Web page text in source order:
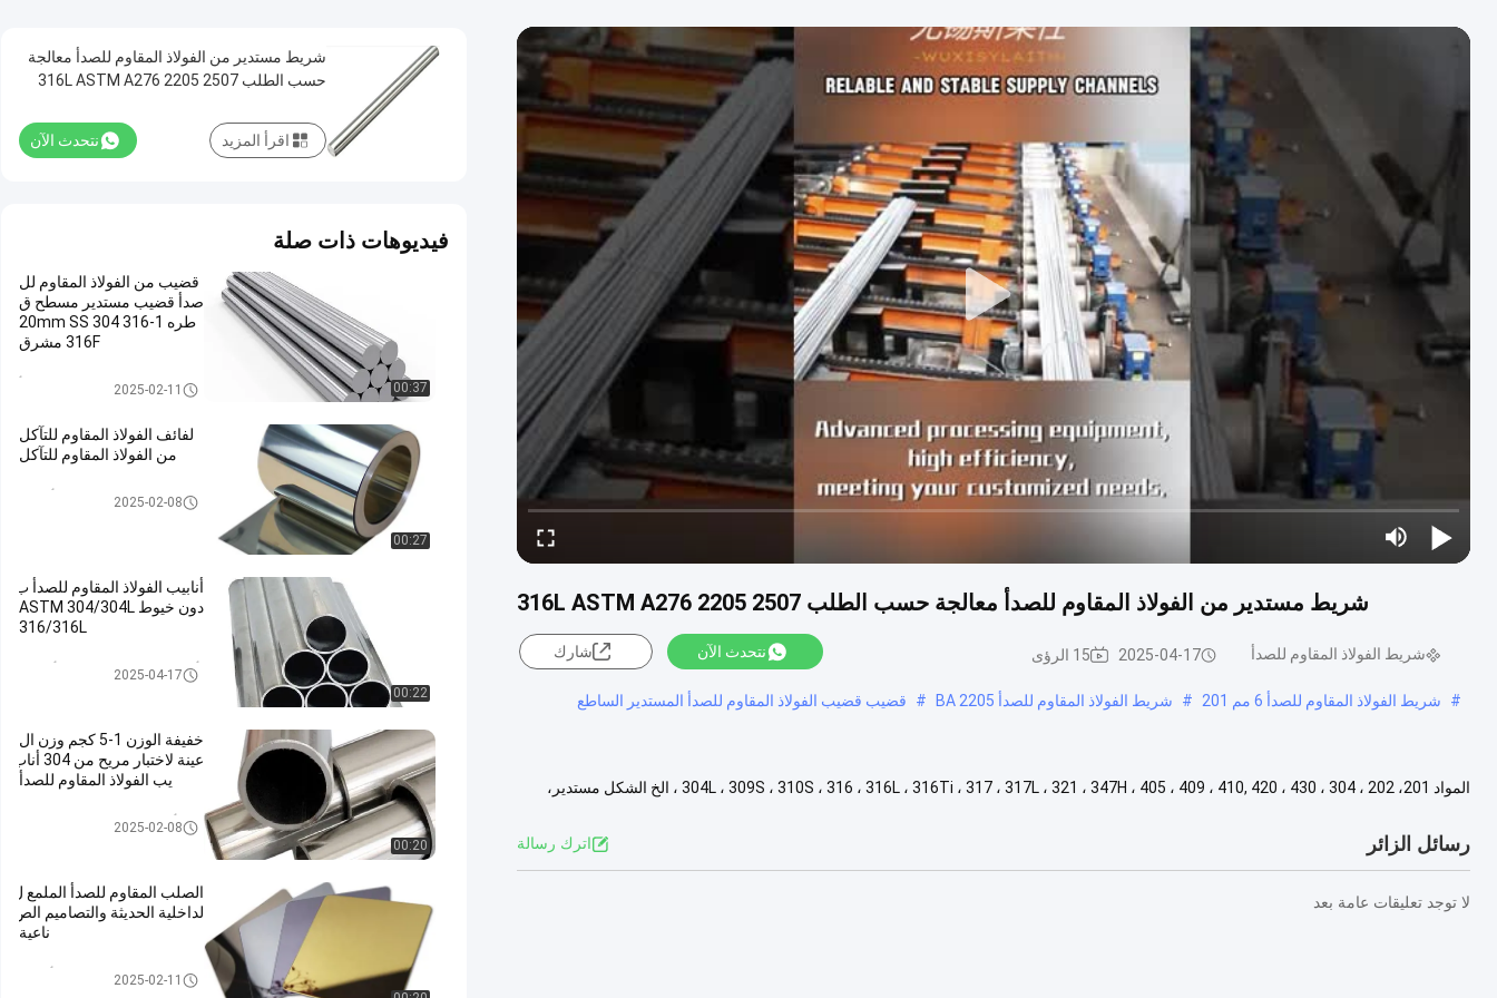
شريط مستدير من الفولاذ المقاوم للصدأ معالجة حسب الطلب 316L ASTM A276 2205 2507
شريط الفولاذ المقاوم للصدأ 2025-04-17 15 الرؤى نتحدث الآن شارك
# شريط الفولاذ المقاوم للصدأ 6 مم 201 # شريط الفولاذ المقاوم للصدأ BA 2205 # قضيب قضيب الفولاذ المقاوم للصدأ المستدير الساطع
المواد 201، 202 ، 304 ، 304L ، 309S ، 310S ، 316 ، 316L ، 316Ti ، 317 ، 317L ، 321 ، 347H ، 405 ، 409 ، 410, 420 ، 430 ، الخ الشكل مستدير،
رسائل الزائر اترك رسالة
لا توجد تعليقات عامة بعد
شريط مستدير من الفولاذ المقاوم للصدأ معالجة
حسب الطلب 316L ASTM A276 2205 2507
نتحدث الآن اقرأ المزيد
فيديوهات ذات صلة
00:37
قضيب من الفولاذ المقاوم لل
صدأ قضيب مستدير مسطح ق
طره 1-20mm SS 304 316
316F مشرق
شريط الفولاذ المقاوم للصدأ
2025-02-11
00:27
لفائف الفولاذ المقاوم للتآكل
من الفولاذ المقاوم للتآكل
لفائف الفولاذ المقاوم للصدأ المدر
2025-02-08
00:22
أنابيب الفولاذ المقاوم للصدأ ب
دون خيوط ASTM 304/304L
316/316L
أنبوب الفولاذ المقاوم للصدأ الزخر
2025-04-17
00:20
خفيفة الوزن 1-5 كجم وزن ال
عينة لاختبار مريح من 304 أناب
يب الفولاذ المقاوم للصدأ
304 أنبوب من الفولاذ المقاوم للص
2025-02-08
الصلب المقاوم للصدأ الملمع ل
لداخلية الحديثة والتصاميم الص
ناعية
صفيحة الفولاذ المقاوم للصدأ الملم
2025-02-11